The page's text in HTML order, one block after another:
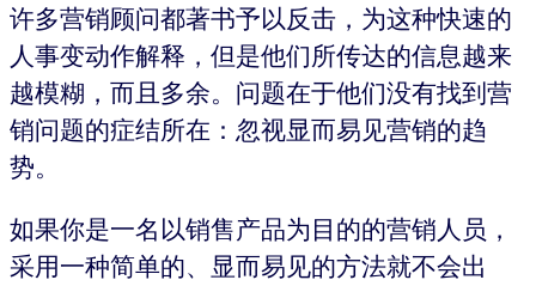
许多营销顾问都著书予以反击，为这种快速的
人事变动作解释，但是他们所传达的信息越来
越模糊，而且多余。问题在于他们没有找到营
销问题的症结所在：忽视显而易见营销的趋
势。
如果你是一名以销售产品为目的的营销人员，
采用一种简单的、显而易见的方法就不会出